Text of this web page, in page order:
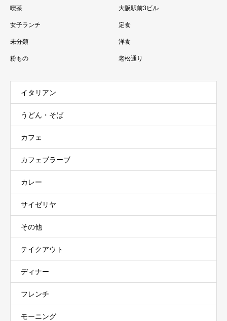
喫茶 大阪駅前3ビル
女子ランチ 定食
未分類 洋食
粉もの 老松通り
イタリアン
うどん・そば
カフェ
カフェブラーブ
カレー
サイゼリヤ
その他
テイクアウト
ディナー
フレンチ
モーニング